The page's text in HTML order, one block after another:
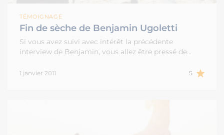
TÉMOIGNAGE
Fin de sèche de Benjamin Ugoletti
Si vous avez suivi avec intérêt la précédente
interview de Benjamin, vous allez être pressé de…
1 janvier 2011 5